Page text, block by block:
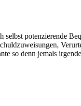
potenzierende
so denn jemals